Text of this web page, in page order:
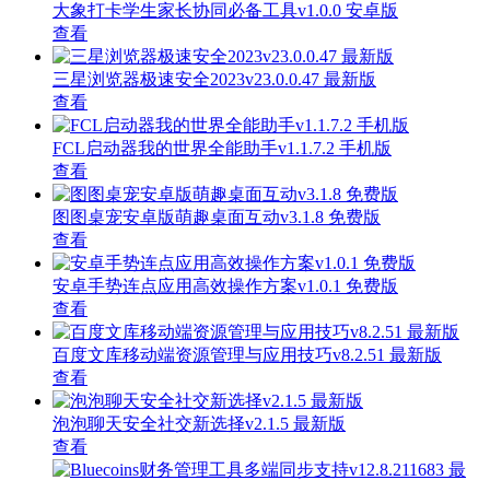
大象打卡学生家长协同必备工具v1.0.0 安卓版
查看
三星浏览器极速安全2023v23.0.0.47 最新版
查看
FCL启动器我的世界全能助手v1.1.7.2 手机版
查看
图图桌宠安卓版萌趣桌面互动v3.1.8 免费版
查看
安卓手势连点应用高效操作方案v1.0.1 免费版
查看
百度文库移动端资源管理与应用技巧v8.2.51 最新版
查看
泡泡聊天安全社交新选择v2.1.5 最新版
查看